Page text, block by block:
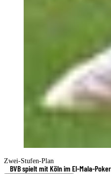
Zwei-Stufen-Plan
BVB spielt mit Köln im El-Mala-